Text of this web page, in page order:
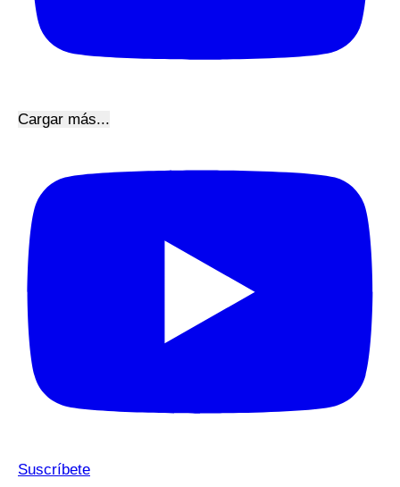
Cargar más...
Suscríbete